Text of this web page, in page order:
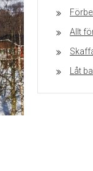
Allt
Låt